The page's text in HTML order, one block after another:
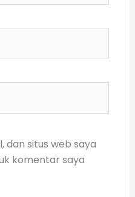
dan situs web saya
komentar saya